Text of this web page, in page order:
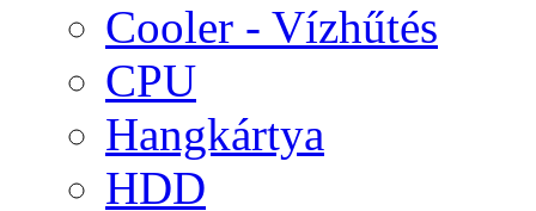
Cooler - Vízhűtés
CPU
Hangkártya
HDD